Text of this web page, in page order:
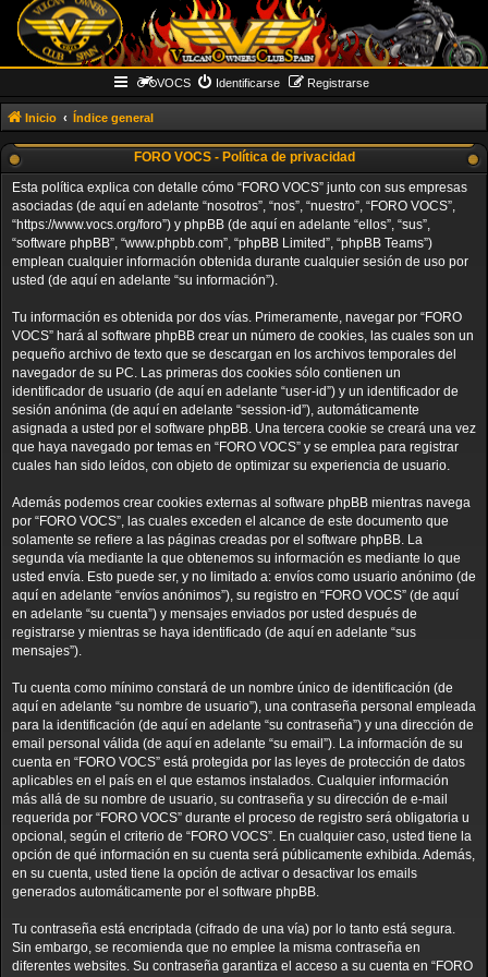
VOCS Identificarse Registrarse
Inicio Índice general
FORO VOCS - Política de privacidad
Esta política explica con detalle cómo “FORO VOCS” junto con sus empresas
asociadas (de aquí en adelante “nosotros”, “nos”, “nuestro”, “FORO VOCS”,
“https://www.vocs.org/foro”) y phpBB (de aquí en adelante “ellos”, “sus”,
“software phpBB”, “www.phpbb.com”, “phpBB Limited”, “phpBB Teams”)
emplean cualquier información obtenida durante cualquier sesión de uso por
usted (de aquí en adelante “su información”).
Tu información es obtenida por dos vías. Primeramente, navegar por “FORO
VOCS” hará al software phpBB crear un número de cookies, las cuales son un
pequeño archivo de texto que se descargan en los archivos temporales del
navegador de su PC. Las primeras dos cookies sólo contienen un
identificador de usuario (de aquí en adelante “user-id”) y un identificador de
sesión anónima (de aquí en adelante “session-id”), automáticamente
asignada a usted por el software phpBB. Una tercera cookie se creará una vez
que haya navegado por temas en “FORO VOCS” y se emplea para registrar
cuales han sido leídos, con objeto de optimizar su experiencia de usuario.
Además podemos crear cookies externas al software phpBB mientras navega
por “FORO VOCS”, las cuales exceden el alcance de este documento que
solamente se refiere a las páginas creadas por el software phpBB. La
segunda vía mediante la que obtenemos su información es mediante lo que
usted envía. Esto puede ser, y no limitado a: envíos como usuario anónimo (de
aquí en adelante “envíos anónimos”), su registro en “FORO VOCS” (de aquí
en adelante “su cuenta”) y mensajes enviados por usted después de
registrarse y mientras se haya identificado (de aquí en adelante “sus
mensajes”).
Tu cuenta como mínimo constará de un nombre único de identificación (de
aquí en adelante “su nombre de usuario”), una contraseña personal empleada
para la identificación (de aquí en adelante “su contraseña”) y una dirección de
email personal válida (de aquí en adelante “su email”). La información de su
cuenta en “FORO VOCS” está protegida por las leyes de protección de datos
aplicables en el país en el que estamos instalados. Cualquier información
más allá de su nombre de usuario, su contraseña y su dirección de e-mail
requerida por “FORO VOCS” durante el proceso de registro será obligatoria u
opcional, según el criterio de “FORO VOCS”. En cualquier caso, usted tiene la
opción de qué información en su cuenta será públicamente exhibida. Además,
en su cuenta, usted tiene la opción de activar o desactivar los emails
generados automáticamente por el software phpBB.
Tu contraseña está encriptada (cifrado de una vía) por lo tanto está segura.
Sin embargo, se recomienda que no emplee la misma contraseña en
diferentes websites. Su contraseña garantiza el acceso a su cuenta en “FORO